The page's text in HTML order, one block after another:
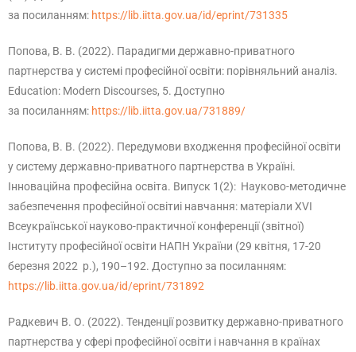
за посиланням: https://lib.iitta.gov.ua/id/eprint/731335
Попова, В. В. (2022). Парадигми державно-приватного
партнерства у системі професійної освіти: порівняльний аналіз.
Education: Modern Discourses, 5. Доступно
за посиланням: https://lib.iitta.gov.ua/731889/
Попова, В. В. (2022). Передумови входження професійної освіти
у систему державно-приватного партнерства в Україні.
Інноваційна професійна освіта. Випуск 1(2): Науково-методичне
забезпечення професійної освітиі навчання: матеріали ХVІ
Всеукраїнської науково-практичної конференції (звітної)
Інституту професійної освіти НАПН України (29 квітня, 17-20
березня 2022 р.), 190–192. Доступно за посиланням:
https://lib.iitta.gov.ua/id/eprint/731892
Радкевич В. О. (2022). Тенденції розвитку державно-приватного
партнерства у сфері професійної освіти і навчання в країнах